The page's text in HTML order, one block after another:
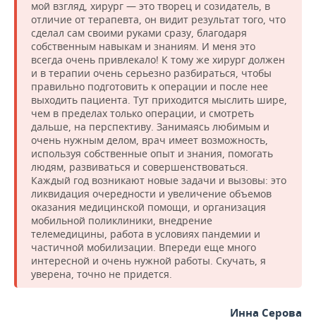
мой взгляд, хирург — это творец и созидатель, в
отличие от терапевта, он видит результат того, что
сделал сам своими руками сразу, благодаря
собственным навыкам и знаниям. И меня это
всегда очень привлекало! К тому же хирург должен
и в терапии очень серьезно разбираться, чтобы
правильно подготовить к операции и после нее
выходить пациента. Тут приходится мыслить шире,
чем в пределах только операции, и смотреть
дальше, на перспективу. Занимаясь любимым и
очень нужным делом, врач имеет возможность,
используя собственные опыт и знания, помогать
людям, развиваться и совершенствоваться.
Каждый год возникают новые задачи и вызовы: это
ликвидация очередности и увеличение объемов
оказания медицинской помощи, и организация
мобильной поликлиники, внедрение
телемедицины, работа в условиях пандемии и
частичной мобилизации. Впереди еще много
интересной и очень нужной работы. Скучать, я
уверена, точно не придется.
Инна Серова